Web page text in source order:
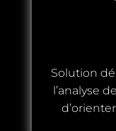
Solution
l’analyse